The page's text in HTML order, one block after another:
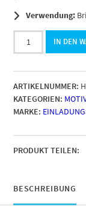
Verwendung:
50
Blatt
DIN
A4
|
Pastell
Blumen
Lilie
|
edles
IN DEN
ARTIKELNUMMER:
KATEGORIEN:
MARKE:
PRODUKT TEILEN:
BESCHREIBUNG